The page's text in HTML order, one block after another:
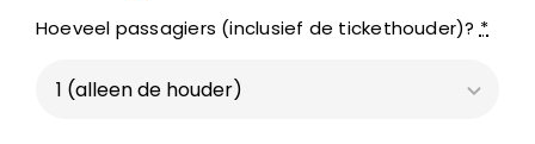
Hoeveel passagiers (inclusief de tickethouder)?*